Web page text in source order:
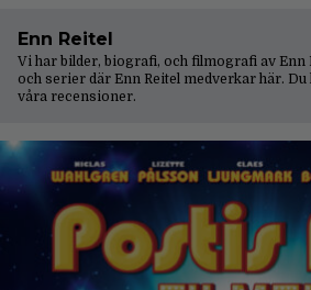
Enn Reitel
Vi har bilder, biografi, och filmografi av Enn
och serier där Enn Reitel medverkar här.
våra recensioner.